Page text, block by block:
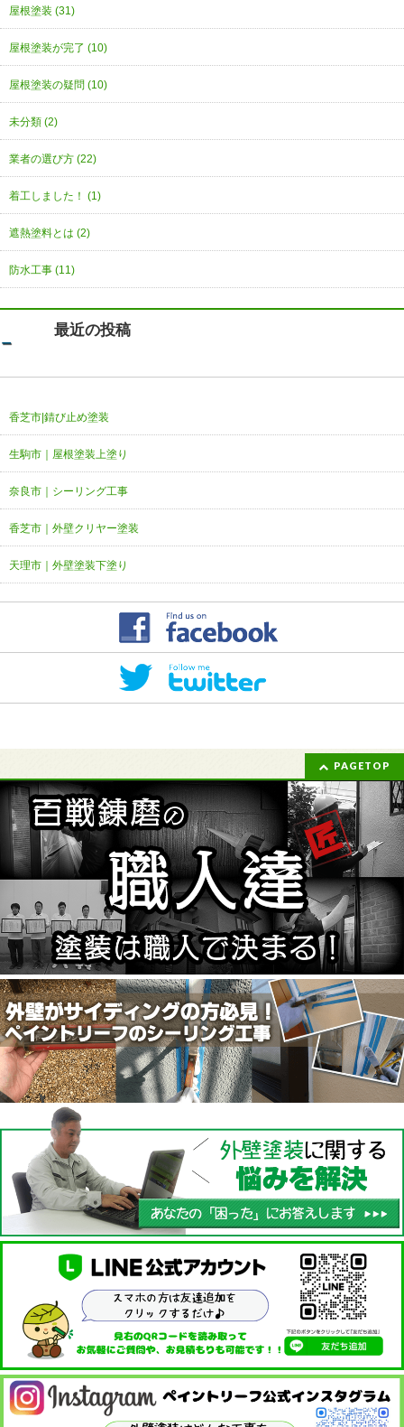
屋根塗装 (31)
屋根塗装が完了 (10)
屋根塗装の疑問 (10)
未分類 (2)
業者の選び方 (22)
着工しました！ (1)
遮熱塗料とは (2)
防水工事 (11)
最近の投稿
香芝市|錆び止め塗装
生駒市｜屋根塗装上塗り
奈良市｜シーリング工事
香芝市｜外壁クリヤー塗装
天理市｜外壁塗装下塗り
PAGETOP